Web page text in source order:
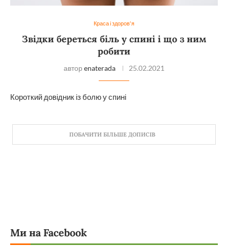
Краса і здоров'я
Звідки береться біль у спині і що з ним
робити
автор enaterada 25.02.2021
Короткий довідник із болю у спині
ПОБАЧИТИ БІЛЬШЕ ДОПИСІВ
Ми на Facebook